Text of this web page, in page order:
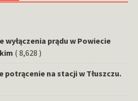
wyłączenia prądu w Powiecie
( 8,628 )
potrącenie na stacji w Tłuszczu.